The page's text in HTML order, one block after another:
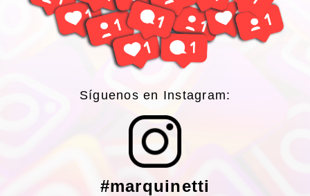
Síguenos en Instagram:
#marquinetti